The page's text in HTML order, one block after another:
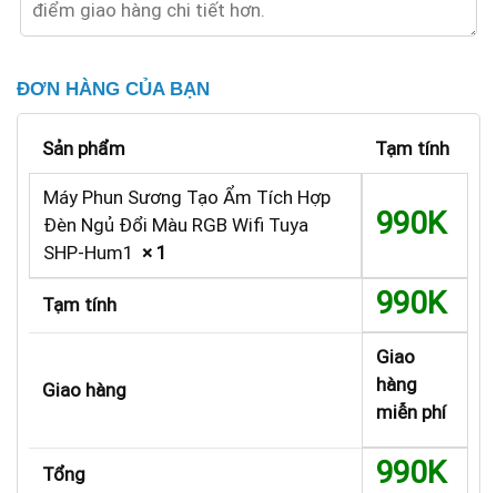
ĐƠN HÀNG CỦA BẠN
Sản phẩm
Tạm tính
Máy Phun Sương Tạo Ẩm Tích Hợp
Đèn Ngủ Đổi Màu RGB Wifi Tuya
SHP-Hum1 × 1
990K
Tạm tính 990K
Giao hàng
Giao
hàng
miễn phí
Tổng 990K